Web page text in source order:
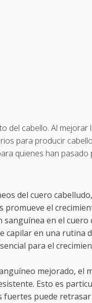
del cabello. Al mejorar
para producir
quienes han
del cuero
el
en el
en una rutina
para el
mejorado, el
Esto es
puede